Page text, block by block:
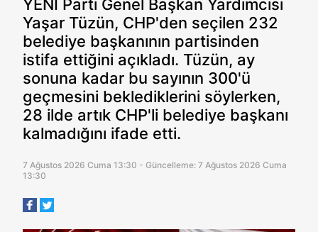
YENİ Parti Genel Başkan Yardımcısı
Yaşar Tüzün, CHP'den seçilen 232
belediye başkanının partisinden
istifa ettiğini açıkladı. Tüzün, ay
sonuna kadar bu sayının 300'ü
geçmesini beklediklerini söylerken,
28 ilde artık CHP'li belediye başkanı
kalmadığını ifade etti.
7 Ağustos 2026 Cuma 13:30 - Güncelleme: 7 Ağustos 2026 Cuma
13:30